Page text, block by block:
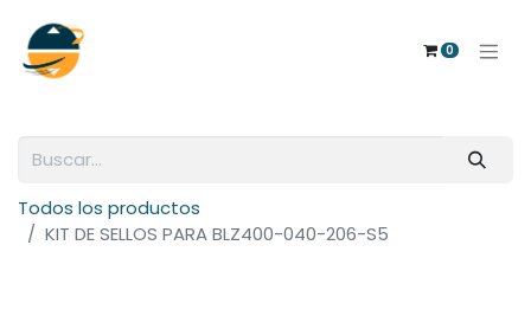
0
Todos los productos
KIT DE SELLOS PARA BLZ400-040-206-S5